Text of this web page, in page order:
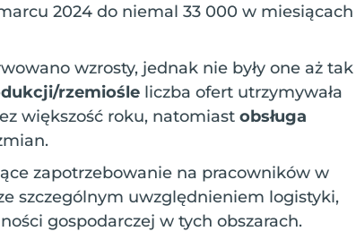
2024 do niemal 33 000 w miesiącach
wzrosty, jednak nie były one aż tak
rzemiośle liczba ofert utrzymywała
większość roku, natomiast obsługa
zapotrzebowanie na pracowników w
szczególnym uwzględnieniem logistyki,
gospodarczej w tych obszarach.